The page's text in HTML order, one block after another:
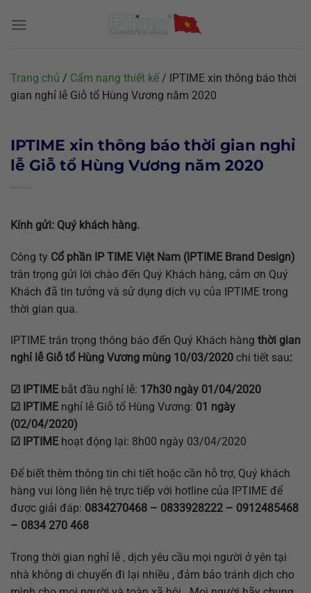
đến
Trang chủ / Cẩm nang thiết kế/ IPTIME xin thông báo thời
gian nghỉ lễ Giỗ tổ Hùng Vương năm 2020
IPTIME xin thông báo thời gian nghỉ
lễ Giỗ tổ Hùng Vương năm 2020
Kính gửi: Quý khách hàng.
Công ty Cổ phần IP TIME Việt Nam (IPTIME Brand Design)
trân trọng gửi lời chào đến Quý Khách hàng, cảm ơn Quý
Khách đã tin tưởng và sử dụng dịch vụ của IPTIME trong
thời gian qua.
IPTIME trân trọng thông báo đến Quý Khách hàng thời gian
nghỉ lễ Giỗ tổ Hùng Vương mùng 10/03/2020 chi tiết sau:
☑ IPTIME bắt đầu nghỉ lễ: 17h30 ngày 01/04/2020
☑ IPTIME nghỉ lễ Giỗ tổ Hùng Vương: 01 ngày
(02/04/2020)
☑ IPTIME hoạt động lại: 8h00 ngày 03/04/2020
Để biết thêm thông tin chi tiết hoặc cần hỗ trợ, Quý khách
hàng vui lòng liên hệ trực tiếp với hotline của IPTIME để
được giải đáp: 0834270468 – 0833928222 – 0912485468
– 0834 270 468
Trong thời gian nghỉ lễ , dịch yêu cầu mọi người ở yên tại
nhà không di chuyển đi lại nhiều , đảm bảo tránh dịch cho